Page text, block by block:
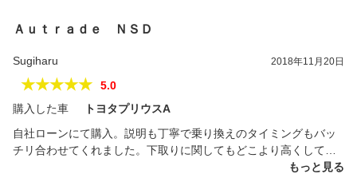
Ａｕｔｒａｄｅ ＮＳＤ
Sugiharu 2018年11月20日
★★★★★
5.0
購入した車
トヨタプリウスΑ
自社ローンにて購入。説明も丁寧で乗り換えのタイミングもバッ
チリ合わせてくれました。下取りに関してもどこより高くして頂
もっと見る